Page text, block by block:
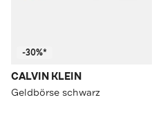
-30%*
CALVIN KLEIN
Geldbörse schwarz